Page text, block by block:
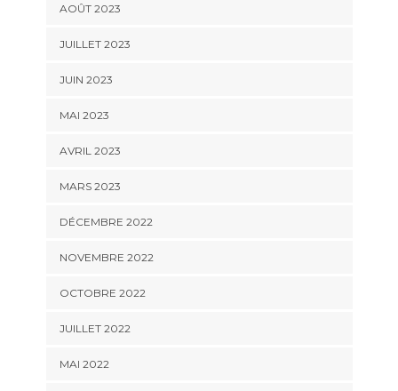
AOÛT 2023
JUILLET 2023
JUIN 2023
MAI 2023
AVRIL 2023
MARS 2023
DÉCEMBRE 2022
NOVEMBRE 2022
OCTOBRE 2022
JUILLET 2022
MAI 2022